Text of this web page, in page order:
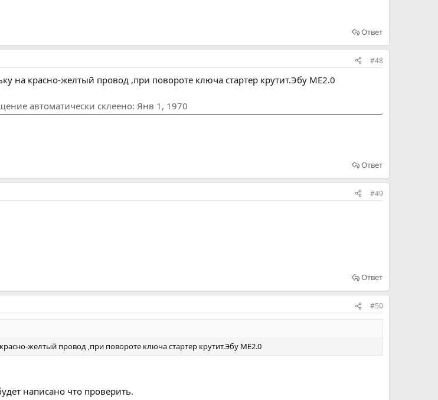
Ответ
#48
на красно-желтый провод ,при повороте ключа стартер крутит.Эбу ME2.0
автоматически склеено: Янв 1, 1970
Ответ
#49
Ответ
#50
желтый провод ,при повороте ключа стартер крутит.Эбу ME2.0
написано что проверить.